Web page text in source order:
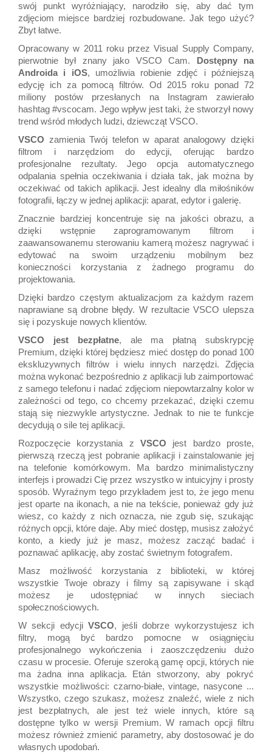
swój punkt wyróżniający, narodziło się, aby dać tym
zdjęciom miejsce bardziej rozbudowane. Jak tego użyć?
Zbyt łatwe.
Opracowany w 2011 roku przez Visual Supply Company,
pierwotnie był znany jako VSCO Cam. Dostępny na
Androida i iOS, umożliwia robienie zdjęć i późniejszą
edycję ich za pomocą filtrów. Od 2015 roku ponad 72
miliony postów przesłanych na Instagram zawierało
hashtag #vscocam. Jego wpływ jest taki, że stworzył nowy
trend wśród młodych ludzi, dziewcząt VSCO.
VSCO zamienia Twój telefon w aparat analogowy dzięki
filtrom i narzędziom do edycji, oferując bardzo
profesjonalne rezultaty. Jego opcja automatycznego
odpalania spełnia oczekiwania i działa tak, jak można by
oczekiwać od takich aplikacji. Jest idealny dla miłośników
fotografii, łączy w jednej aplikacji: aparat, edytor i galerię.
Znacznie bardziej koncentruje się na jakości obrazu, a
dzięki wstępnie zaprogramowanym filtrom i
zaawansowanemu sterowaniu kamerą możesz nagrywać i
edytować na swoim urządzeniu mobilnym bez
konieczności korzystania z żadnego programu do
projektowania.
Dzięki bardzo częstym aktualizacjom za każdym razem
naprawiane są drobne błędy. W rezultacie VSCO ulepsza
się i pozyskuje nowych klientów.
VSCO jest bezpłatne, ale ma płatną subskrypcję
Premium, dzięki której będziesz mieć dostęp do ponad 100
ekskluzywnych filtrów i wielu innych narzędzi. Zdjęcia
można wykonać bezpośrednio z aplikacji lub zaimportować
z samego telefonu i nadać zdjęciom niepowtarzalny kolor w
zależności od tego, co chcemy przekazać, dzięki czemu
stają się niezwykle artystyczne. Jednak to nie te funkcje
decydują o sile tej aplikacji.
Rozpoczęcie korzystania z VSCO jest bardzo proste,
pierwszą rzeczą jest pobranie aplikacji i zainstalowanie jej
na telefonie komórkowym. Ma bardzo minimalistyczny
interfejs i prowadzi Cię przez wszystko w intuicyjny i prosty
sposób. Wyraźnym tego przykładem jest to, że jego menu
jest oparte na ikonach, a nie na tekście, ponieważ gdy już
wiesz, co każdy z nich oznacza, nie zgub się, szukając
różnych opcji, które daje. Aby mieć dostęp, musisz założyć
konto, a kiedy już je masz, możesz zacząć badać i
poznawać aplikację, aby zostać świetnym fotografem.
Masz możliwość korzystania z biblioteki, w której
wszystkie Twoje obrazy i filmy są zapisywane i skąd
możesz je udostępniać w innych sieciach
społecznościowych.
W sekcji edycjiVSCO, jeśli dobrze wykorzystujesz ich
filtry, mogą być bardzo pomocne w osiągnięciu
profesjonalnego wykończenia i zaoszczędzeniu dużo
czasu w procesie. Oferuje szeroką gamę opcji, których nie
ma żadna inna aplikacja. Etán stworzony, aby pokryć
wszystkie możliwości: czarno-białe, vintage, nasycone ...
Wszystko, czego szukasz, możesz znaleźć, wiele z nich
jest bezpłatnych, ale jest też wiele innych, które są
dostępne tylko w wersji Premium. W ramach opcji filtru
możesz również zmienić parametry, aby dostosować je do
własnych upodobań.